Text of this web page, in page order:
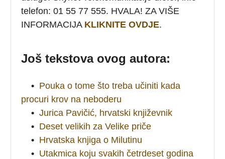
telefon: 01 55 77 555. HVALA! ZA VIŠE
INFORMACIJA KLIKNITE OVDJE.
Još tekstova ovog autora:
• Pouka o tome što treba učiniti kada
procuri krov na neboderu
• Jurica Pavičić, hrvatski književnik
• Deset velikih za Velike priče
• Hrvatska knjiga o Milutinu
• Utakmica koju svakih četrdeset godina